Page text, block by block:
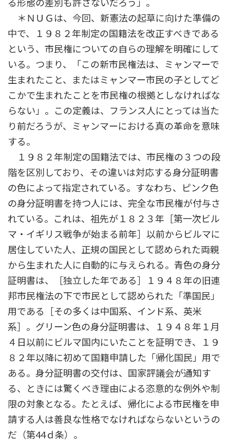
る形態の差別も許さないだろう」。
＊ＮＵＧは、今回、新憲法の起草に向けた準備の
中で、１９８２年制定の国籍法を改正すべきである
という、市民権についての自らの理解を明確にして
いる。つまり、「この新市民権法は、ミャンマーで
生まれたこと、またはミャンマー市民の子としてど
こかで生まれたことを市民権の根拠としなければな
らない」。この定義は、フランス人にとっては当た
り前だろうが、ミャンマーにおける真の革命を意味
する。
１９８２年制定の国籍法では、市民権の３つの段
階を区別しており、その違いは対応する身分証明書
の色によって指定されている。すなわち、ピンク色
の身分証明書を持つ人には、完全な市民権が付与さ
れている。これは、祖先が１８２３年［第一次ビル
マ・イギリス戦争が始まる前年］以前からビルマに
居住していた人、正規の国民として認められた両親
から生まれた人に自動的に与えられる。青色の身分
証明書は、［独立した年である］１９４８年の旧連
邦市民権法の下で市民として認められた「準国民」
用である［その多くは中国系、インド系、英米
系］。グリーン色の身分証明書は、１９４８年１月
４日以前にビルマ国内にいたことを証明でき、１９
８２年以降に初めて国籍申請した「帰化国民」用で
ある。身分証明書の交付は、国家評議会が通知す
る、ときには驚くべき理由による恣意的な例外や制
限の対象となる。たとえば、帰化による市民権を申
請する人は善良な性格でなければならないというの
だ（第44ｄ条）。